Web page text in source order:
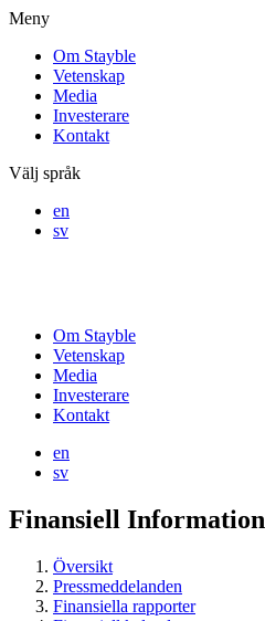
Meny
Om Stayble
Vetenskap
Media
Investerare
Kontakt
Välj språk
en
sv
Om Stayble
Vetenskap
Media
Investerare
Kontakt
en
sv
Finansiell Information
Översikt
Pressmeddelanden
Finansiella rapporter